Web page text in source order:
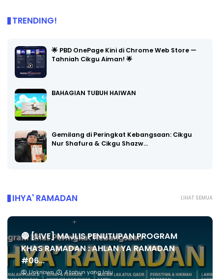
TRENDING!
🌟 PBD OnePage Kini di Chrome Web Store —
Tahniah Cikgu Aiman! 🌟
BAHAGIAN TUBUH HAIWAN
Gemilang di Peringkat Kebangsaan: Cikgu
Nur Shafura & Cikgu Shazw…
LIHAT SEMUA
IHYA' RAMADAN
🔴 [LIVE] MAJLIS PENUTUPAN PROGRAM
KHAS RAMADAN : AHLAN YA RAMADAN
#06...
Unknown 4 tahun yang lalu